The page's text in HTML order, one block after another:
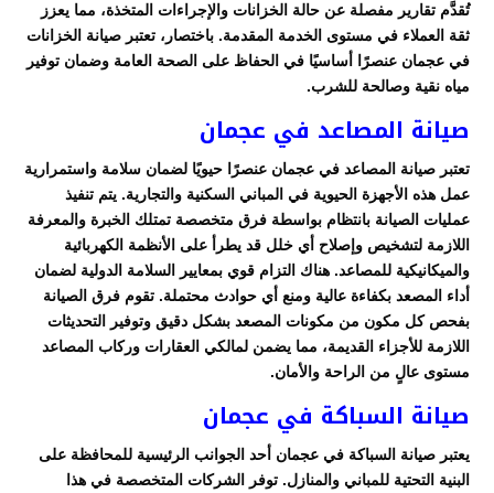
تُقدَّم تقارير مفصلة عن حالة الخزانات والإجراءات المتخذة، مما يعزز
ثقة العملاء في مستوى الخدمة المقدمة. باختصار، تعتبر صيانة الخزانات
في عجمان عنصرًا أساسيًا في الحفاظ على الصحة العامة وضمان توفير
مياه نقية وصالحة للشرب.
صيانة المصاعد في عجمان
تعتبر صيانة المصاعد في عجمان عنصرًا حيويًا لضمان سلامة واستمرارية
عمل هذه الأجهزة الحيوية في المباني السكنية والتجارية. يتم تنفيذ
عمليات الصيانة بانتظام بواسطة فرق متخصصة تمتلك الخبرة والمعرفة
اللازمة لتشخيص وإصلاح أي خلل قد يطرأ على الأنظمة الكهربائية
والميكانيكية للمصاعد. هناك التزام قوي بمعايير السلامة الدولية لضمان
أداء المصعد بكفاءة عالية ومنع أي حوادث محتملة. تقوم فرق الصيانة
بفحص كل مكون من مكونات المصعد بشكل دقيق وتوفير التحديثات
اللازمة للأجزاء القديمة، مما يضمن لمالكي العقارات وركاب المصاعد
مستوى عالٍ من الراحة والأمان.
صيانة السباكة في عجمان
يعتبر صيانة السباكة في عجمان أحد الجوانب الرئيسية للمحافظة على
البنية التحتية للمباني والمنازل. توفر الشركات المتخصصة في هذا